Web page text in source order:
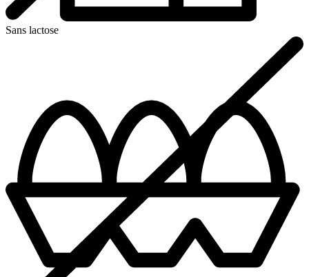
Sans lactose